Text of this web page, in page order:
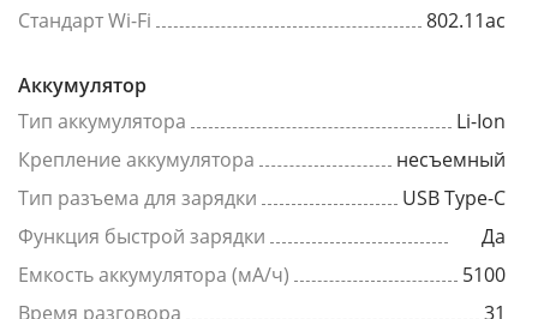
Стандарт Wi-Fi
802.11ac
Аккумулятор
Тип аккумулятора
Li-Ion
Крепление аккумулятора
несъемный
Тип разъема для зарядки
USB Type-C
Функция быстрой зарядки
Да
Емкость аккумулятора (мА/ч)
5100
Время разговора
31